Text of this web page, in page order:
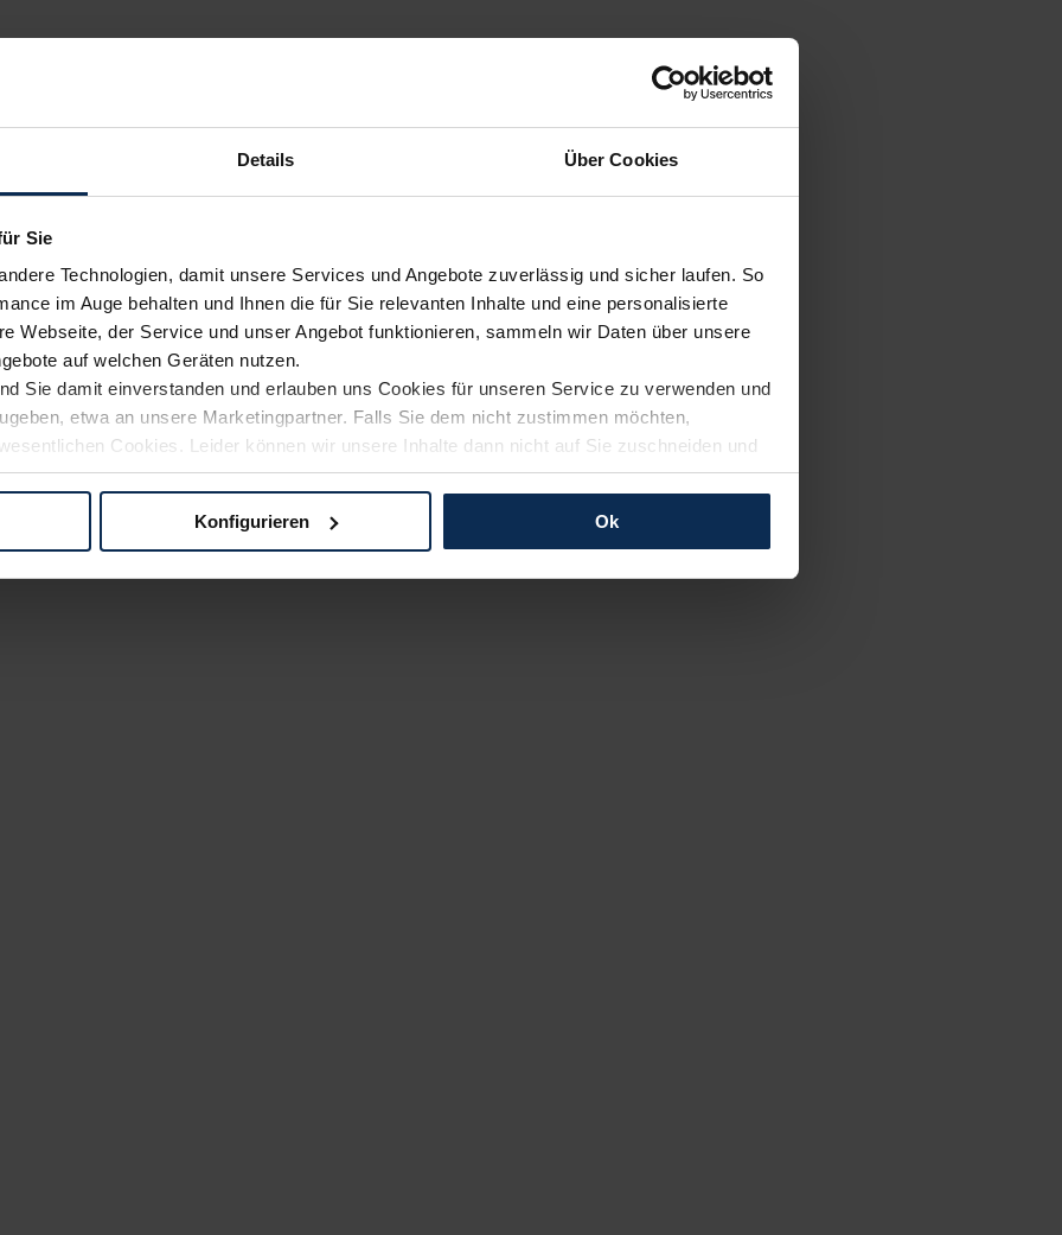
Details Über Cookies
Sie
Technologien, damit unsere Services und Angebote zuverlässig und sicher laufen. So
im Auge behalten und Ihnen die für Sie relevanten Inhalte und eine personalisierte
Webseite, der Service und unser Angebot funktionieren, sammeln wir Daten über unsere
auf welchen Geräten nutzen.
Sie damit einverstanden und erlauben uns Cookies für unseren Service zu verwenden und
etwa an unsere Marketingpartner. Falls Sie dem nicht zustimmen möchten,
Cookies. Leider können wir unsere Inhalte dann nicht auf Sie zuschneiden und
Weg zu Ihrem Neuwagen unterstützen. Sie können die Einstellungen jederzeit anpassen
der EU erfolgt, erfolgt dies ausschließlich auf der Grundlage eines
Konfigurieren Ok